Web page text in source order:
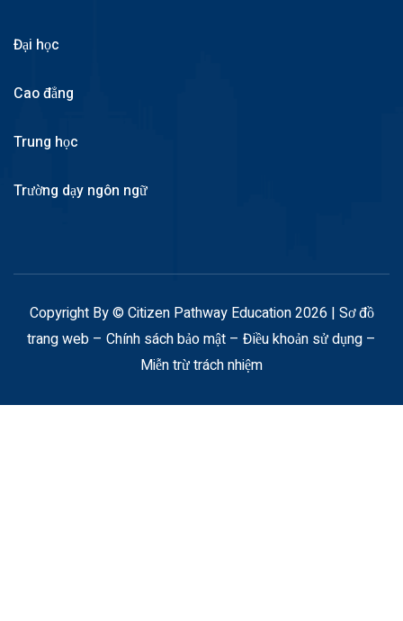
Đại học
Cao đẳng
Trung học
Trường dạy ngôn ngữ
Copyright By © Citizen Pathway Education 2026 | Sơ đồ
trang web – Chính sách bảo mật – Điều khoản sử dụng –
Miễn trừ trách nhiệm